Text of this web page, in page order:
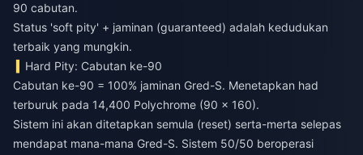
90 cabutan.
Status 'soft pity' + jaminan (guaranteed) adalah kedudukan
terbaik yang mungkin.
Hard Pity: Cabutan ke-90
Cabutan ke-90 = 100% jaminan Gred-S. Menetapkan had
terburuk pada 14,400 Polychrome (90 × 160).
Sistem ini akan ditetapkan semula (reset) serta-merta selepas
mendapat mana-mana Gred-S. Sistem 50/50 beroperasi